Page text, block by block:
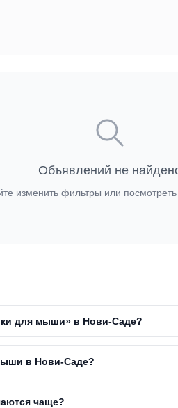
Объявлений не
изменить фильтры или
для мыши» в Нови-Саде?
в Нови-Саде?
чаще?